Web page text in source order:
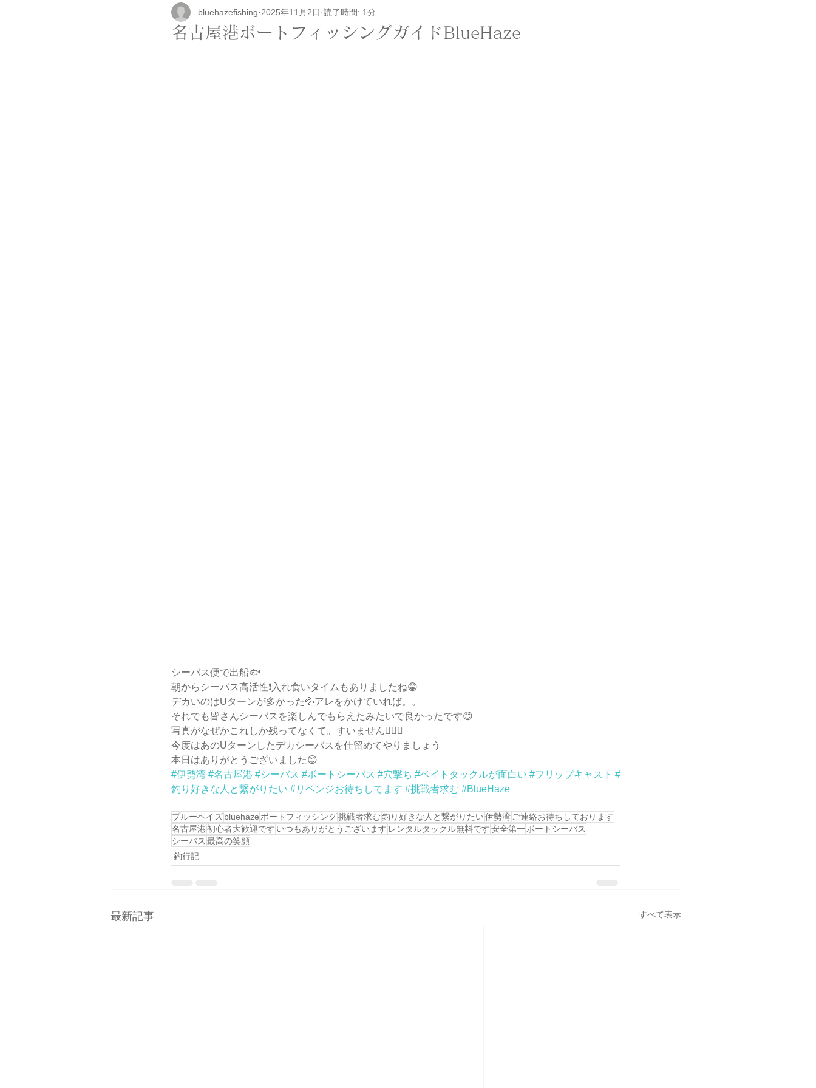
ボートカスタム アパレル関係 その他 イベント
名古屋港ボートフィッシングガイドBlueHaze
bluehazefishing 2025年11月2日 読了時間: 1分
シーバス便で出船🐟
朝からシーバス高活性❗️入れ食いタイムもありましたね😁
デカいのはUターンが多かった💦アレをかけていれば。。
それでも皆さんシーバスを楽しんでもらえたみたいで良かったです😊
写真がなぜかこれしか残ってなくて。すいません🙇🏼‍♂️
今度はあのUターンしたデカシーバスを仕留めてやりましょう
本日はありがとうございました😊
#伊勢湾 #名古屋港 #シーバス #ボートシーバス #穴撃ち #ベイトタックルが面白い #フリップキャスト #
釣り好きな人と繋がりたい #リベンジお待ちしてます #挑戦者求む #BlueHaze
ブルーヘイズbluehaze ボートフィッシング挑戦者求む釣り好きな人と繋がりたい伊勢湾 ご連絡お待ちしております
名古屋港初心者大歓迎です いつもありがとうございます レンタルタックル無料です安全第一ボートシーバス
シーバス 最高の笑顔
釣行記
最新記事 すべて表示